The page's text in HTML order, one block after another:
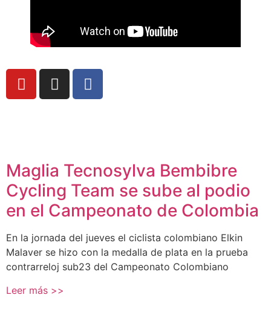
Maglia Tecnosylva Bembibre
Cycling Team se sube al podio
en el Campeonato de Colombia
En la jornada del jueves el ciclista colombiano Elkin
Malaver se hizo con la medalla de plata en la prueba
contrarreloj sub23 del Campeonato Colombiano
Leer más >>